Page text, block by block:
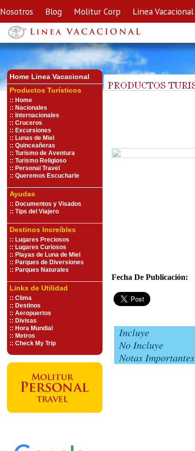
Nosotros Blog Molitur Corp Linea Vacacional
Home Linea Vacacional
Productos Turísticos
:: Home
:: Nacionales
:: Internacionales
:: Cruceros
:: Excursiones
:: Lunas de Miel
:: Quinceañeras
:: Turismo de Aventura
:: Turismo Religioso
:: Personal Travel
:: Queremos Escucharle
Ayudas
:: Documentos y Visados
:: Tips del Viajero
Destinos Increíbles
:: Lugares Preciosos
:: Lugares Curiosos
:: Playas de Luna de Miel
:: Parques de Diversiones
:: Parques Naturales
Links de Utilidad
:: Clima
:: Destinos
:: Aeropuertos
:: Divisas
:: Hora Mundial
:: Metros
:: Check My Trip
Fecha De Publicación:
Incluye
No Incluye
Notas Importantes